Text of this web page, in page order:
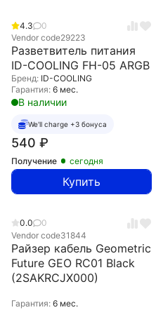
4.3
0
Vendor code29223
Разветвитель питания
ID-COOLING FH-05 ARGB
Бренд: ID-COOLING
Гарантия: 6 мес.
В наличии
We'll charge +3 бонуса
540 ₽
Получение сегодня
Купить
0.0
0
Vendor code31844
Райзер кабель Geometric
Future GEO RC01 Black
(2SAKRCJX000)
Гарантия: 6 мес.